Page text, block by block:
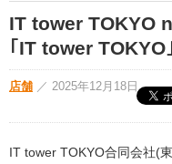
IT tower TOKYO
｢IT tower TOKYO
店舗 ／ 2025年12月18日
IT tower TOKYO合同会社(